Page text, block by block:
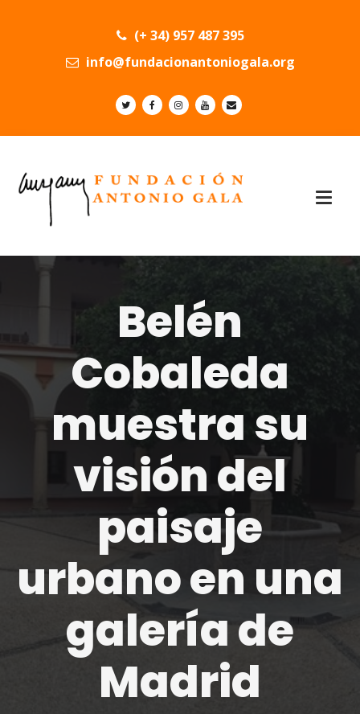
(+ 34) 957 487 395
info@fundacionantoniogala.org
Belén
Cobaleda
muestra su
visión del
paisaje
urbano en una
galería de
Madrid